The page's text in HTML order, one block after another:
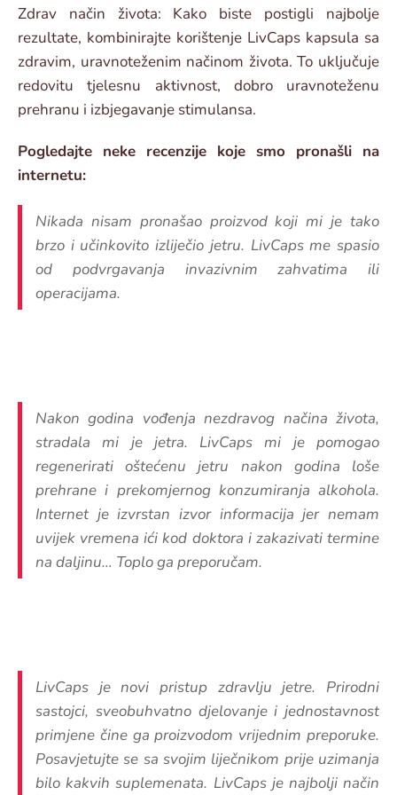
Zdrav način života: Kako biste postigli najbolje
rezultate, kombinirajte korištenje LivCaps kapsula sa
zdravim, uravnoteženim načinom života. To uključuje
redovitu tjelesnu aktivnost, dobro uravnoteženu
prehranu i izbjegavanje stimulansa.
Pogledajte neke recenzije koje smo pronašli na
internetu:
Nikada nisam pronašao proizvod koji mi je tako
brzo i učinkovito izliječio jetru. LivCaps me spasio
od podvrgavanja invazivnim zahvatima ili
operacijama.
Nakon godina vođenja nezdravog načina života,
stradala mi je jetra. LivCaps mi je pomogao
regenerirati oštećenu jetru nakon godina loše
prehrane i prekomjernog konzumiranja alkohola.
Internet je izvrstan izvor informacija jer nemam
uvijek vremena ići kod doktora i zakazivati ​​termine
na daljinu… Toplo ga preporučam.
LivCaps je novi pristup zdravlju jetre. Prirodni
sastojci, sveobuhvatno djelovanje i jednostavnost
primjene čine ga proizvodom vrijednim preporuke.
Posavjetujte se sa svojim liječnikom prije uzimanja
bilo kakvih suplemenata. LivCaps je najbolji način